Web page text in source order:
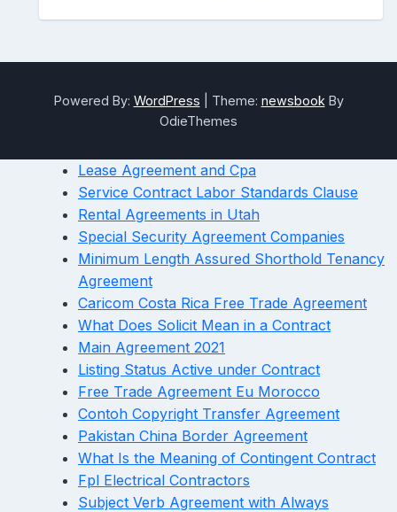
Powered By: WordPress Theme: newsbook By
OdieThemes
Lease Agreement and Cpa
Service Contract Labor Standards Clause
Rental Agreements in Utah
Special Security Agreement Companies
Minimum Length Assured Shorthold Tenancy
Agreement
Caricom Costa Rica Free Trade Agreement
What Does Solicit Mean in a Contract
Main Agreement 2021
Listing Status Active under Contract
Free Trade Agreement Eu Morocco
Contoh Copyright Transfer Agreement
Pakistan China Border Agreement
What Is the Meaning of Contingent Contract
Fpl Electrical Contractors
Subject Verb Agreement with Always